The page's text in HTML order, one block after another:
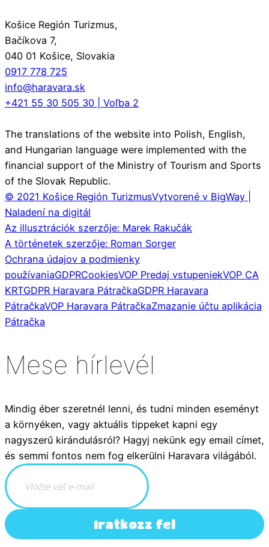
Košice Región Turizmus,
Bačíkova 7,
040 01 Košice, Slovakia
0917 778 725
info@haravara.sk
+421 55 30 505 30 | Voľba 2
The translations of the website into Polish, English,
and Hungarian language were implemented with the
financial support of the Ministry of Tourism and Sports
of the Slovak Republic.
© 2021 Košice Región TurizmusVytvorené v BigWay |
Naladení na digitál
Az illusztrációk szerzője: Marek Rakučák
A történetek szerzője: Roman Sorger
Ochrana údajov a podmienky
používaniaGDPRCookiesVOP Predaj vstupeniekVOP CA
KRTGDPR Haravara PátračkaGDPR Haravara
PátračkaVOP Haravara PátračkaZmazanie účtu aplikácia
Pátračka
Mese hírlevél
Mindig éber szeretnél lenni, és tudni minden eseményt
a környéken, vagy aktuális tippeket kapni egy
nagyszerű kirándulásról? Hagyj nekünk egy email címet,
és semmi fontos nem fog elkerülni Haravara világából.
Iratkozz fel